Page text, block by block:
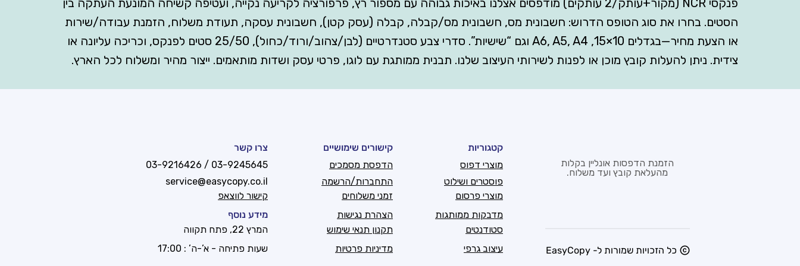
פנקסי NCR (מקור+עותק/2 עותקים) מודפסים אצלנו באיכות גבוהה עם מספור רץ, פרפורציה לקריעה נקייה, ועטיפה קשיחה המונעת העתקה בין
הסטים. בחרו את סוג הטופס הדרוש: חשבונית מס, חשבונית מס/קבלה, קבלה (עסק קטן), חשבונית עסקה, תעודת משלוח, הזמנת עבודה/שירות
או הצעת מחיר—בגדלים 10×15, A6, A5, A4 וגם “שישיות”. סדרי צבע סטנדרטיים (לבן/צהוב/ורוד/כחול), 25/50 סטים לפנקס, וכריכה עליונה או
צידית. ניתן להעלות קובץ מוכן או לפנות לשירותי העיצוב שלנו. תבנית ממותגת עם לוגו, פרטי עסק ושדות מותאמים. ייצור מהיר ומשלוח לכל הארץ.
צרו קשר
03-9245645 / 03-9216426
service@easycopy.co.il
קישור לווצאפ
מידע נוסף
המרץ 22, פתח תקווה
שעות פתיחה - א’-ה’ : 17:00
קישורים שימושיים
הדפסת מסמכים
התחברות/הרשמה
זמני משלוחים
הצהרת נגישות
תקנון תנאי שימוש
מדיניות פרטיות
קטגוריות
מוצרי דפוס
פוסטרים ושילוט
מוצרי פרסום
מדבקות ממותגות
סטודנטים
עיצוב גרפי
הזמנת הדפסות אונליין בקלות
מהעלאת קובץ ועד משלוח.
כל הזכויות שמורות ל- EasyCopy